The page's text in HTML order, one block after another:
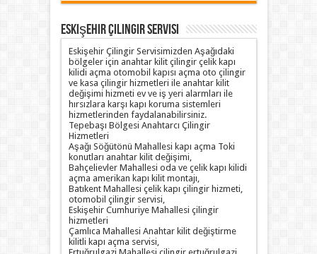
Eskişehir Çilingir Servisi
Eskişehir Çilingir Servisimizden Aşağıdaki
bölgeler için anahtar kilit çilingir çelik kapı
kilidi açma otomobil kapısı açma oto çilingir
ve kasa çilingir hizmetleri ile anahtar kilit
değişimi hizmeti ev ve iş yeri alarmları ile
hırsızlara karşı kapı koruma sistemleri
hizmetlerinden faydalanabilirsiniz.
Tepebaşı Bölgesi Anahtarcı Çilingir
Hizmetleri
Aşağı Söğütönü Mahallesi kapı açma Toki
konutları anahtar kilit değişimi,
Bahçelievler Mahallesi oda ve çelik kapı kilidi
açma amerikan kapı kilit montajı,
Batıkent Mahallesi çelik kapı çilingir hizmeti,
otomobil çilingir servisi,
Eskişehir Cumhuriye Mahallesi çilingir
hizmetleri
Çamlıca Mahallesi Anahtar kilit değiştirme
kilitli kapı açma servisi,